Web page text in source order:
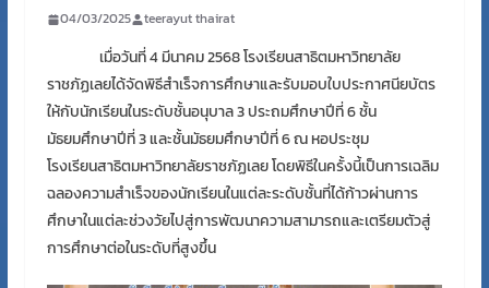
04/03/2025 teerayut thairat
เมื่อวันที่4มีนาคม2568โรงเรียนสาธิตมหาวิทยาลัย
ราชภัฏเลยได้จัดพิธีสำเร็จการศึกษาและรับมอบใบประกาศนียบัตร
ให้กับนักเรียนในระดับชั้นอนุบาล3ประถมศึกษาปีที่6ชั้น
มัธยมศึกษาปีที่3และชั้นมัธยมศึกษาปีที่6ณ หอประชุม
โรงเรียนสาธิตมหาวิทยาลัยราชภัฏเลย โดยพิธีในครั้งนี้เป็นการเฉลิม
ฉลองความสำเร็จของนักเรียนในแต่ละระดับชั้นที่ได้ก้าวผ่านการ
ศึกษาในแต่ละช่วงวัยไปสู่การพัฒนาความสามารถและเตรียมตัวสู่
การศึกษาต่อในระดับที่สูงขึ้น